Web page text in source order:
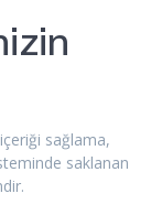
sağlama,
saklanan